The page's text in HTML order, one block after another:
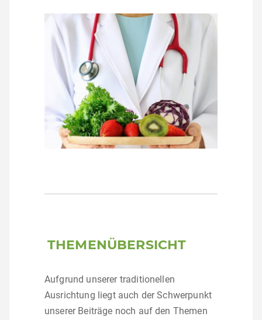
THEMENÜBERSICHT
Aufgrund unserer traditionellen
Ausrichtung liegt auch der Schwerpunkt
unserer Beiträge noch auf den Themen